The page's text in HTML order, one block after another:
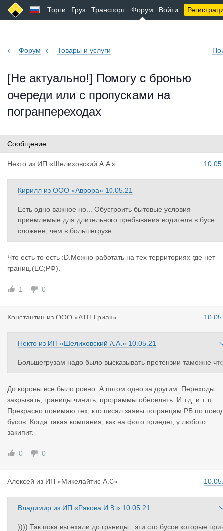
Торги Груз Транспорт Форум Войти
Форум Товары и услуги
[Не актуально!] Помогу с бронью
очереди или с пропусками на
погранпереходах
Сообщение
Некто из ИП «Шелиховский А.А.»
Кирилл из ООО «Аврора» 10.05.21
Есть одно важное но... Обустроить бытовые условия
приемлемые для длительного пребывания водителя в бусе
сложнее, чем в большегрузе.
Что есть то есть :D.Можно работать на тех территориях где нет
границ.(ЕС;РФ).
1 0
Константин из ООО «АТП Гриан»
Некто из ИП «Шелиховский А.А.» 10.05.21
Большегрузам надо было высказывать претензии таможне что
До короны все было ровно. А потом одно за другим. Переходы
закрывать, границы чинить, программы обновлять. И т.д. и т. п.
Прекрасно понимаю тех, кто писал заявы погранцам РБ по
бусов. Когда такая компания, как на фото приедет, у любого
закипит.
0 0
Алексей из ИП «Микелайтис А.С»
Владимир из ИП «Ракова И.В.» 10.05.21
)))) Так пока вы ехали до границы . эти сто бусов которые